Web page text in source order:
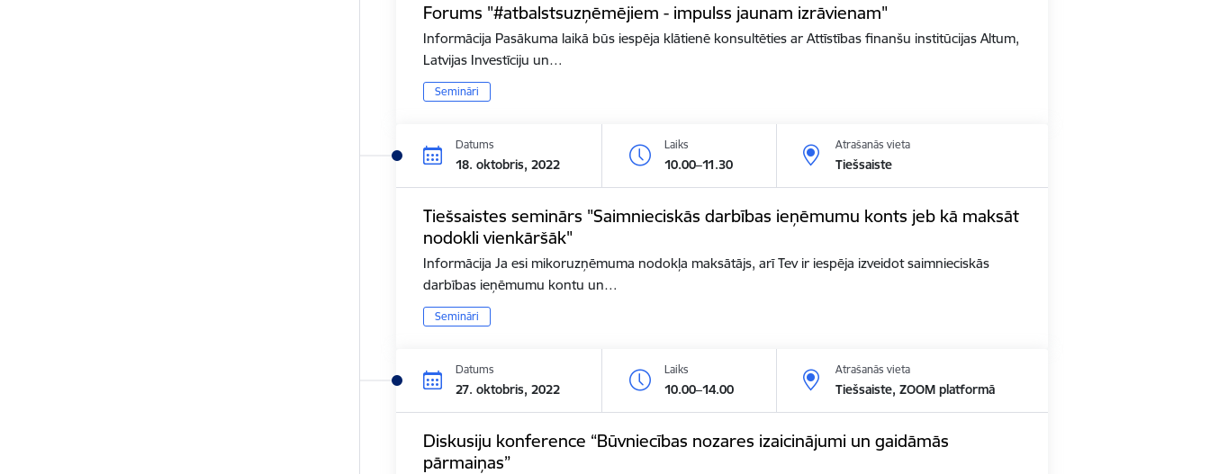
Forums "#atbalstsuzņēmējiem - impulss jaunam izrāvienam"
Informācija Pasākuma laikā būs iespēja klātienē konsultēties ar Attīstības finanšu institūcijas Altum,
Latvijas Investīciju un…
Semināri
Datums
18. oktobris, 2022
Laiks
10.00–11.30
Atrašanās vieta
Tiešsaiste
Tiešsaistes seminārs "Saimnieciskās darbības ieņēmumu konts jeb kā maksāt
nodokli vienkāršāk"
Informācija Ja esi mikoruzņēmuma nodokļa maksātājs, arī Tev ir iespēja izveidot saimnieciskās
darbības ieņēmumu kontu un…
Semināri
Datums
27. oktobris, 2022
Laiks
10.00–14.00
Atrašanās vieta
Tiešsaiste, ZOOM platformā
Diskusiju konference “Būvniecības nozares izaicinājumi un gaidāmās
pārmaiņas”